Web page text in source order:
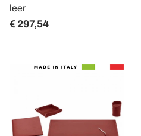
leer
€ 297,54